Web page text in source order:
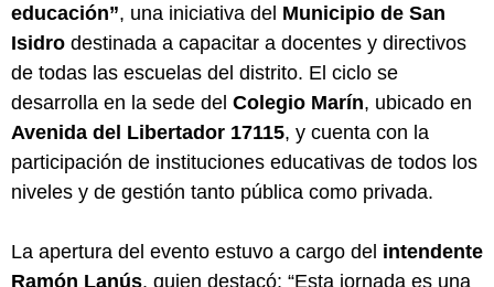
educación”, una iniciativa del Municipio de San
Isidro destinada a capacitar a docentes y directivos
de todas las escuelas del distrito. El ciclo se
desarrolla en la sede del Colegio Marín, ubicado en
Avenida del Libertador 17115, y cuenta con la
participación de instituciones educativas de todos los
niveles y de gestión tanto pública como privada.
La apertura del evento estuvo a cargo del intendente
Ramón Lanús, quien destacó: “Esta jornada es una